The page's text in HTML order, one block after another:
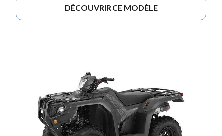
DÉCOUVRIR CE MODÈLE